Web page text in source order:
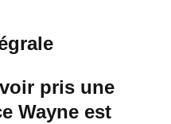
pris une
Wayne est